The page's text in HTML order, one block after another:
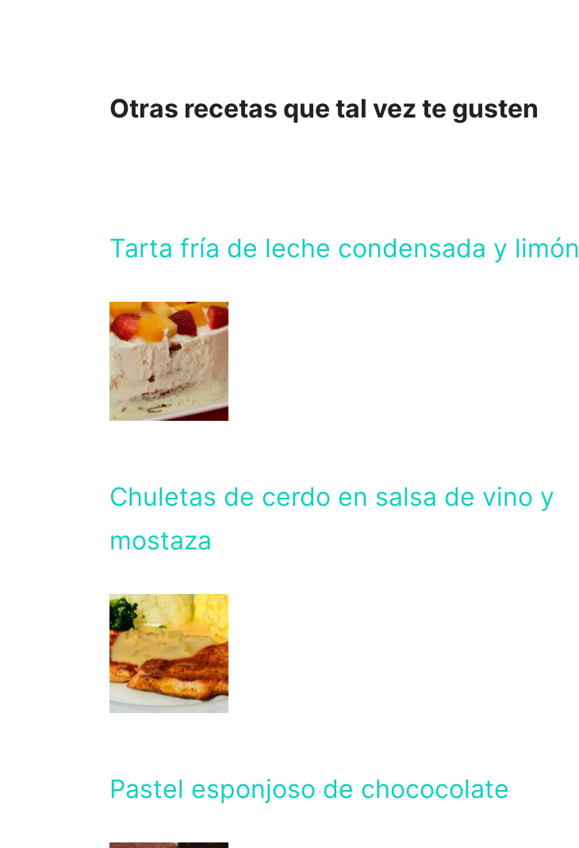
Otras recetas que tal vez te gusten
Tarta fría de leche condensada y limón
Chuletas de cerdo en salsa de vino y
mostaza
Pastel esponjoso de chococolate